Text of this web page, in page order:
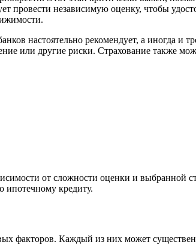
провести независимую оценку, чтобы
настоятельно рекомендует, а иногда и
или другие риски. Страхование также
от сложности оценки и выбранной
ипотечному кредиту.
факторов. Каждый из них может